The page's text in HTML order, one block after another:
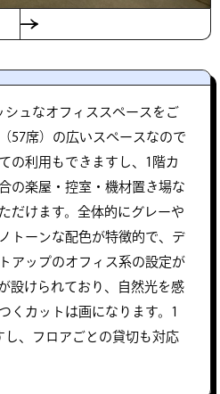
シュなオフィススペースをご
57席）の広いスペースなので
の利用もできますし、1階カ
の楽屋・控室・機材置き場な
だけます。全体的にグレーや
トーンな配色が特徴的で、デ
アップのオフィス系の設定が
設けられており、自然光を感
くカットは画になります。1
し、フロアごとの貸切も対応